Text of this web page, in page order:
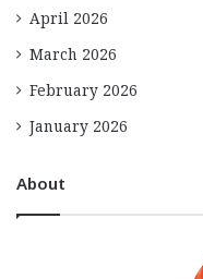
April 2026
March 2026
February 2026
January 2026
About